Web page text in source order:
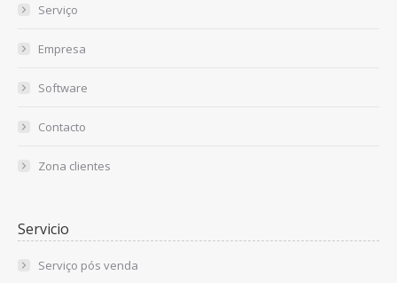
Serviço
Empresa
Software
Contacto
Zona clientes
Servicio
Serviço pós venda